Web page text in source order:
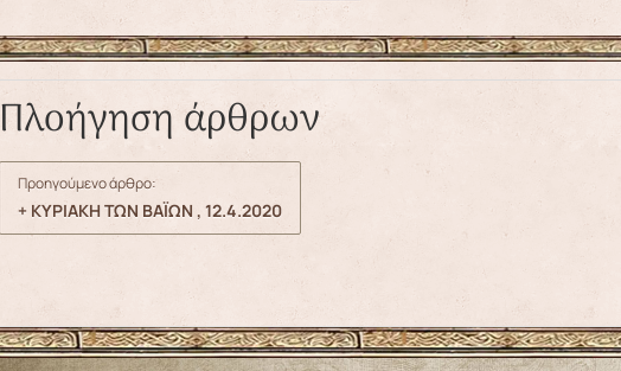
Πλοήγηση άρθρων
Προηγούμενο άρθρο:
+ ΚΥΡΙΑΚΗ ΤΩΝ ΒΑΪΩΝ , 12.4.2020